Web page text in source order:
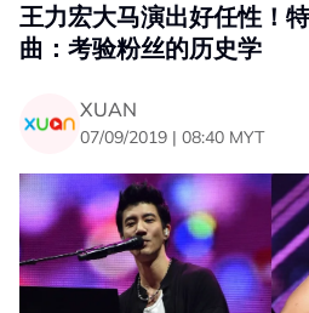
王力宏大马演出好任性！
曲：考验粉丝的历史学
XUAN
07/09/2019 | 08:40 MYT